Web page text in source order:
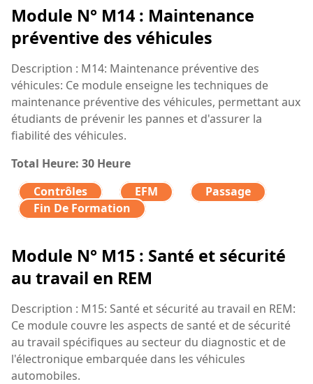
Module N° M14 : Maintenance
préventive des véhicules
Description : M14: Maintenance préventive des
véhicules: Ce module enseigne les techniques de
maintenance préventive des véhicules, permettant aux
étudiants de prévenir les pannes et d'assurer la
fiabilité des véhicules.
Total Heure: 30 Heure
Contrôles
EFM
Passage
Fin De Formation
Module N° M15 : Santé et sécurité
au travail en REM
Description : M15: Santé et sécurité au travail en REM:
Ce module couvre les aspects de santé et de sécurité
au travail spécifiques au secteur du diagnostic et de
l'électronique embarquée dans les véhicules
automobiles.